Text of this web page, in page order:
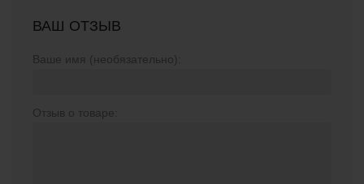
ВАШ ОТЗЫВ
Ваше имя (необязательно):
Отзыв о товаре: